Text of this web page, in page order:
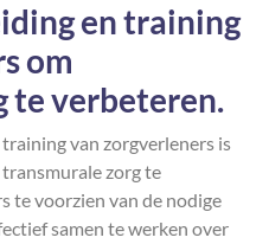
en training
om
te verbeteren.
van zorgverleners is
zorg te
te voorzien van de nodige
samen te werken over